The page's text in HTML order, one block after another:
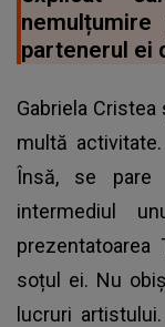
partenerul ei
Gabriela
multă
Însă, se
intermediul
soțul ei. Nu
lucruri